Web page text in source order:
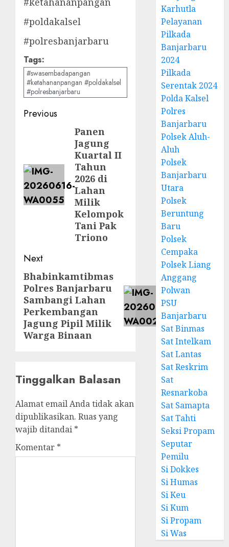
#poldakalsel
#polresbanjarbaru
Tags:
#swasembadapangan
#ketahananpangan #poldakalsel
#polresbanjarbaru
Previous
Panen
Jagung
Kuartal II
Tahun
2026 di
Lahan
Milik
Kelompok
Tani Pak
Triono
Next
Bhabinkamtibmas
Polres Banjarbaru
Sambangi Lahan
Perkembangan
Jagung Pipil Milik
Warga Binaan
Tinggalkan Balasan
Alamat email Anda tidak akan
dipublikasikan. Ruas yang
wajib ditandai *
Komentar *
Karhutla
Pelayanan
Pilkada
Banjarbaru
2024
Pilkada
Serentak 2024
Polda Kalsel
Polres
Banjarbaru
Polsek Aluh-
Aluh
Polsek
Banjarbaru
Utara
Polsek
Beruntung
Baru
Polsek
Cempaka
Polsek Liang
Anggang
Polwan
PSU
Banjarbaru
Sat Binmas
Sat Intelkam
Sat Lantas
Sat Reskrim
Sat
Resnarkoba
Sat Samapta
Sat Tahti
Seksi Propam
Seputar
Pemilu
Si Dokkes
Si Humas
Si Keu
Si Kum
Si Propam
Si Was